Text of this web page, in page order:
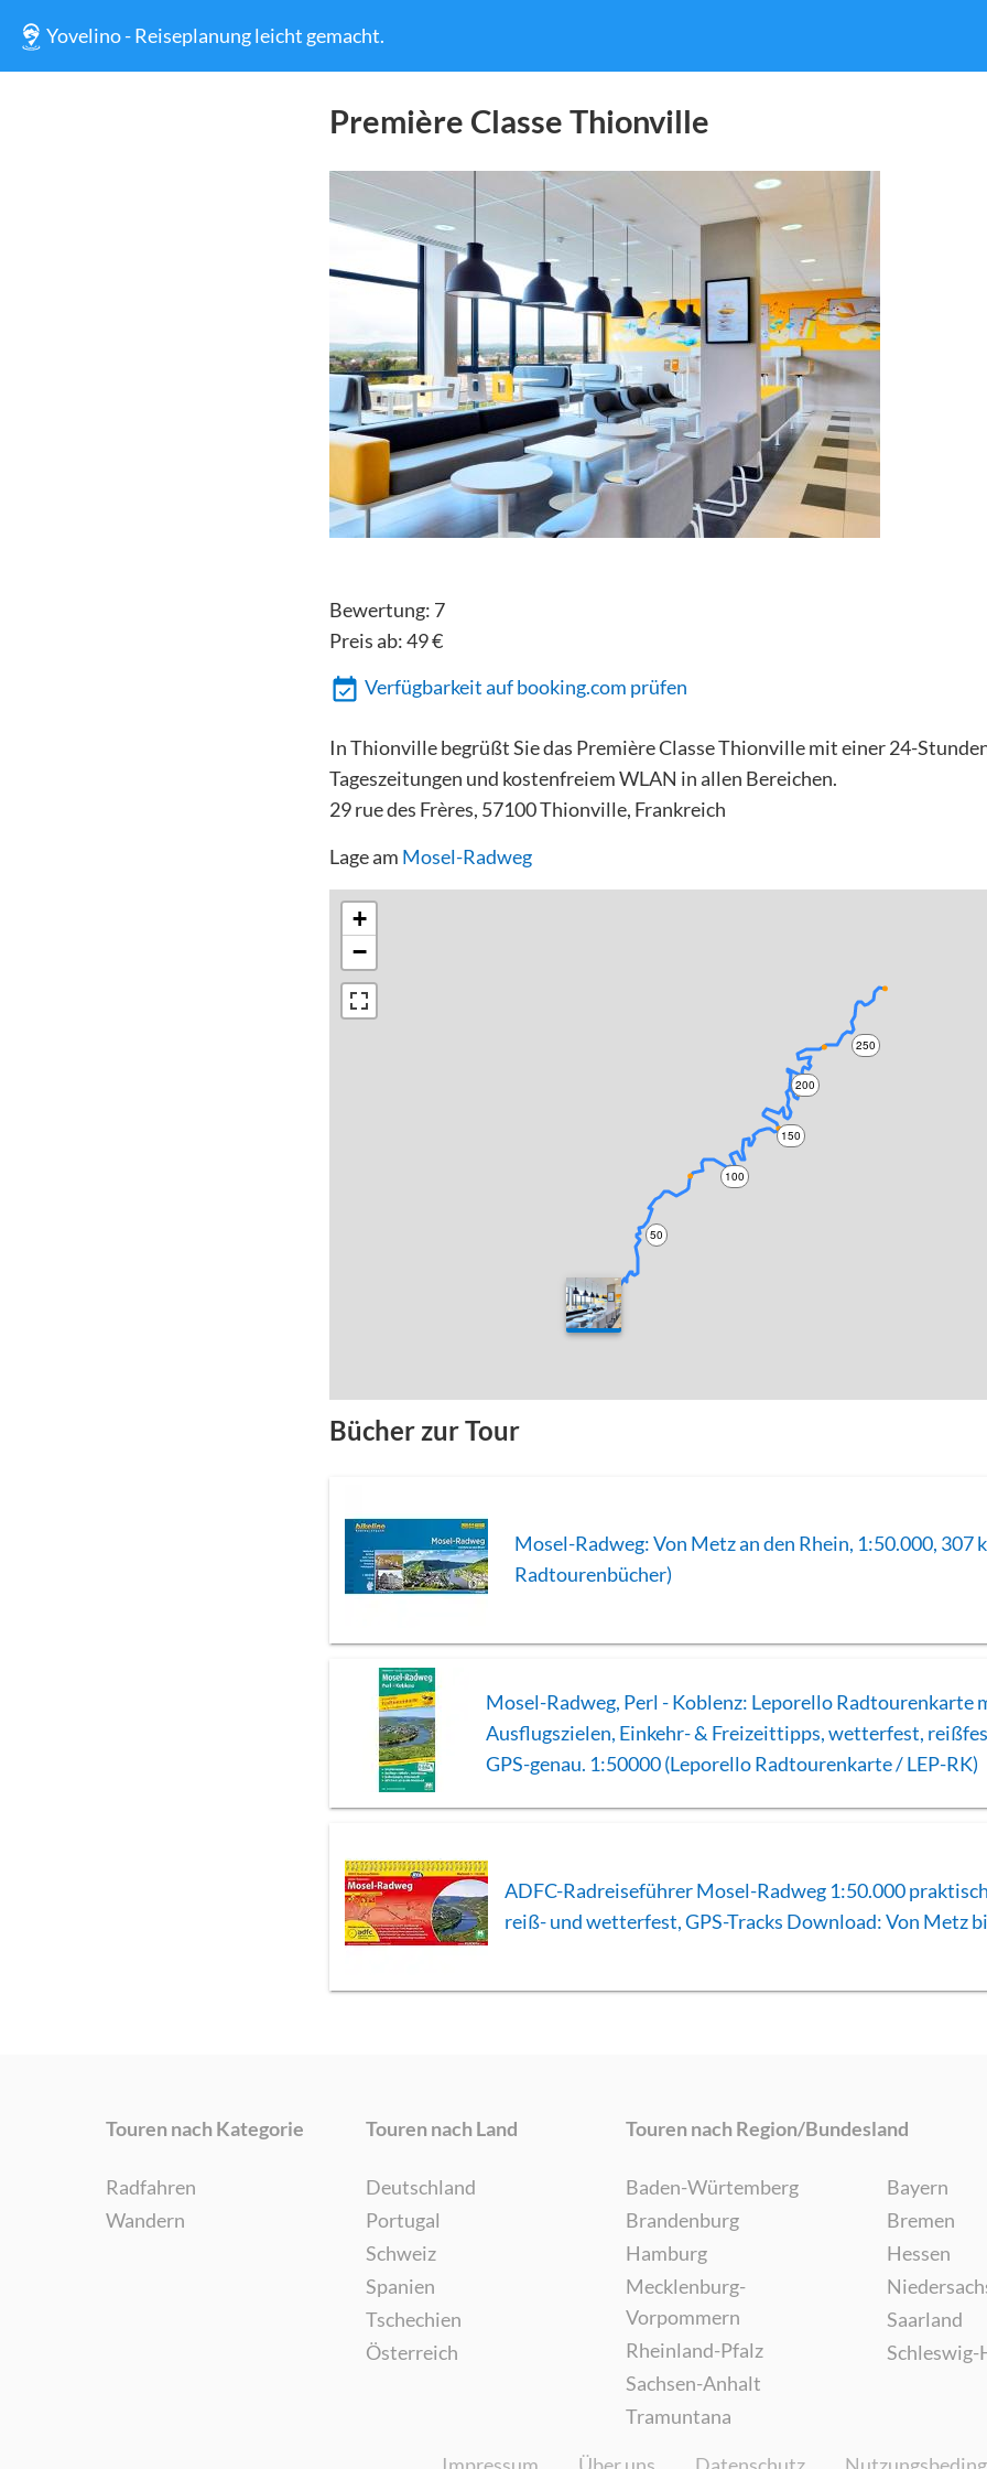
Yovelino - Reiseplanung leicht gemacht.
Première Classe Thionville
Bewertung: 7
Preis ab:49€
Verfügbarkeit auf booking.com prüfen
In Thionville begrüßt Sie das Première Classe Thionville mit einer 24-
Tageszeitungen und kostenfreiem WLAN in allen Bereichen.
29 rue des Frères, 57100 Thionville, Frankreich
Lage am Mosel-Radweg
0
50
100
150
200
250
+
−
Bücher zur Tour
Mosel-Radweg: Von Metz an den Rhein, 1:50.000, 307
Radtourenbücher)
Mosel-Radweg, Perl - Koblenz: Leporello Radtourenkarte
Ausflugszielen, Einkehr- & Freizeittipps, wetterfest,
GPS-genau. 1:50000 (Leporello Radtourenkarte / LEP-RK)
ADFC-Radreiseführer Mosel-Radweg 1:50.000
reiß- und wetterfest, GPS-Tracks Download: Von Metz
Touren nach Kategorie
Radfahren
Wandern
Touren nach Land
Deutschland
Portugal
Schweiz
Spanien
Tschechien
Österreich
Touren nach Region/Bundesland
Baden-Würtemberg
Brandenburg
Hamburg
Mecklenburg-
Vorpommern
Rheinland-Pfalz
Sachsen-Anhalt
Tramuntana
Bayern
Bremen
Hessen
Saarland